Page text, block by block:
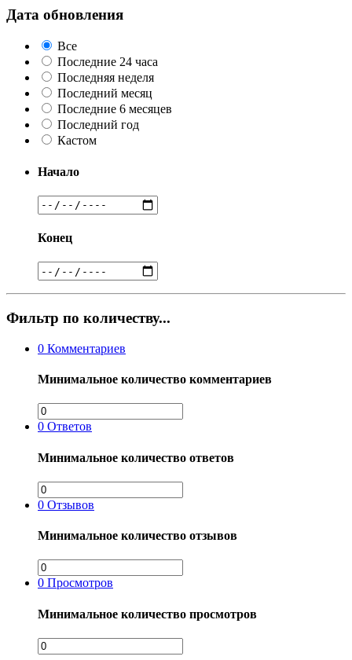
Дата обновления
Все
Последние 24 часа
Последняя неделя
Последний месяц
Последние 6 месяцев
Последний год
Кастом
Начало
Конец
Фильтр по количеству...
0 Комментариев
Минимальное количество комментариев
0 Ответов
Минимальное количество ответов
0 Отзывов
Минимальное количество отзывов
0 Просмотров
Минимальное количество просмотров